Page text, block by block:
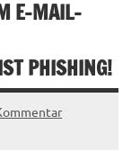
E-MAIL-
PHISHING!